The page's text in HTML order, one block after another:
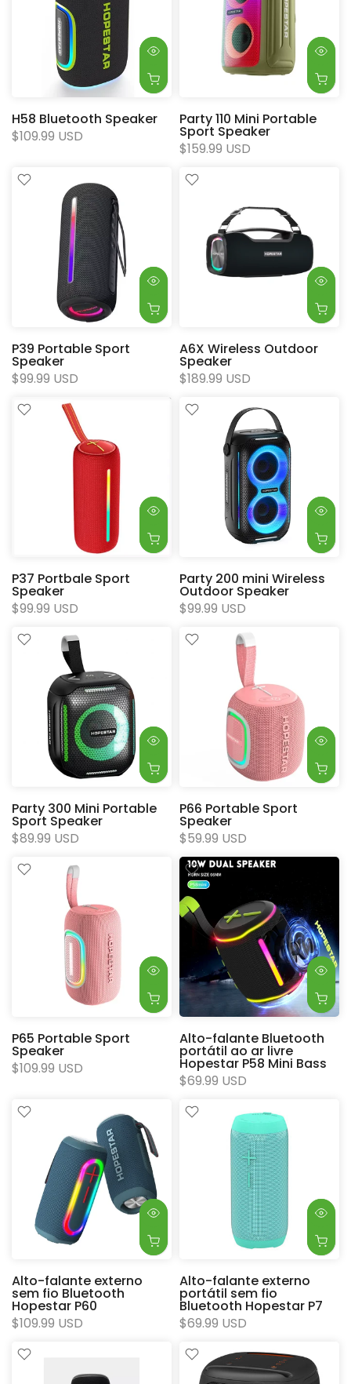
H58 Bluetooth Speaker
$109.99 USD
Party 110 Mini Portable
Sport Speaker
$159.99 USD
P39 Portable Sport
Speaker
$99.99 USD
A6X Wireless Outdoor
Speaker
$189.99 USD
P37 Portbale Sport
Speaker
$99.99 USD
Party 200 mini Wireless
Outdoor Speaker
$99.99 USD
Party 300 Mini Portable
Sport Speaker
$89.99 USD
P66 Portable Sport
Speaker
$59.99 USD
P65 Portable Sport
Speaker
$109.99 USD
Alto-falante Bluetooth
portátil ao ar livre
Hopestar P58 Mini Bass
$69.99 USD
Alto-falante externo
sem fio Bluetooth
Hopestar P60
$109.99 USD
Alto-falante externo
portátil sem fio
Bluetooth Hopestar P7
$69.99 USD